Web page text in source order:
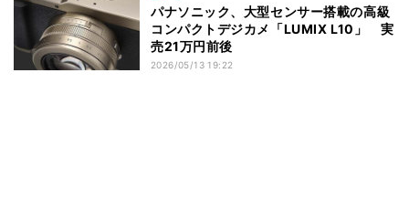
パナソニック、大型センサー搭載の高級
コンパクトデジカメ「LUMIX L10」 実
売21万円前後
2026/05/13 19:22